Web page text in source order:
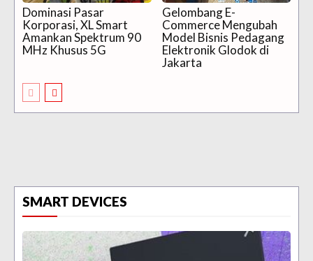
Dominasi Pasar
Korporasi, XL Smart
Amankan Spektrum 90
MHz Khusus 5G
Gelombang E-
Commerce Mengubah
Model Bisnis Pedagang
Elektronik Glodok di
Jakarta
SMART DEVICES